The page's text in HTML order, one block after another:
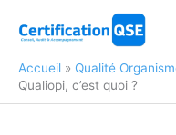
Accueil
Qualité
Qualiopi, c’est quoi ?